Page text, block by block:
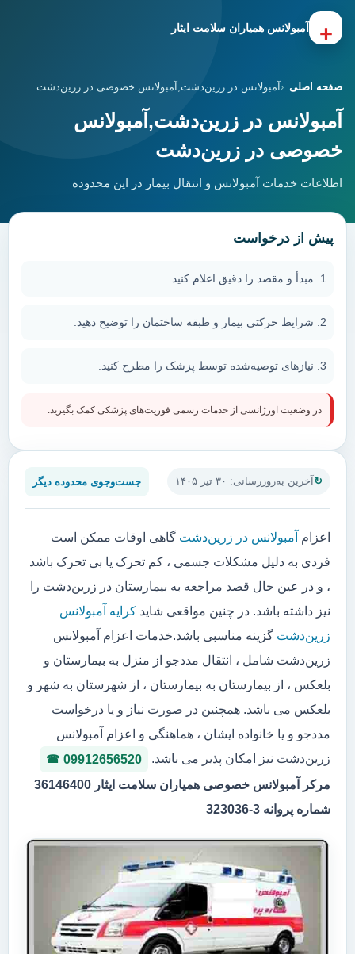
+ آمبولانس همیاران سلامت ایثار
صفحه اصلی آمبولانس در زرین‌دشت,آمبولانس خصوصی در زرین‌دشت
آمبولانس در زرین‌دشت,آمبولانس
خصوصی در زرین‌دشت
اطلاعات خدمات آمبولانس و انتقال بیمار در این محدوده
آخرین به‌روزرسانی: ۳۰ تیر ۱۴۰۵ جست‌وجوی محدوده دیگر
اعزام آمبولانس در زرین‌دشت گاهی اوقات ممکن است
فردی به دلیل مشکلات جسمی ، کم تحرک یا بی تحرک باشد
، و در عین حال قصد مراجعه به بیمارستان در زرین‌دشت را
نیز داشته باشد. در چنین مواقعی شاید کرایه آمبولانس
زرین‌دشت گزینه مناسبی باشد.خدمات اعزام آمبولانس
زرین‌دشت شامل ، انتقال مددجو از منزل به بیمارستان و
بلعکس ، از بیمارستان به بیمارستان ، از شهرستان به شهر و
بلعکس می باشد. همچنین در صورت نیاز و یا درخواست
مددجو و یا خانواده ایشان ، هماهنگی و اعزام آمبولانس
زرین‌دشت نیز امکان پذیر می باشد.
09912656520
مرکر آمبولانس خصوصی همیاران سلامت ایثار 36146400
شماره پروانه 3-323036
پیش از درخواست
مبدأ و مقصد را دقیق اعلام کنید.
شرایط حرکتی بیمار و طبقه ساختمان را توضیح دهید.
نیازهای توصیه‌شده توسط پزشک را مطرح کنید.
در وضعیت اورژانسی از خدمات رسمی فوریت‌های پزشکی کمک بگیرید.